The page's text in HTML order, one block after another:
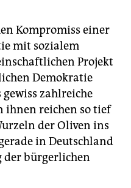
Kompromiss einer
mit sozialem
Projekt
Demokratie
zahlreiche
ihnen reichen so tief
der Oliven ins
in Deutschland
der bürgerlichen